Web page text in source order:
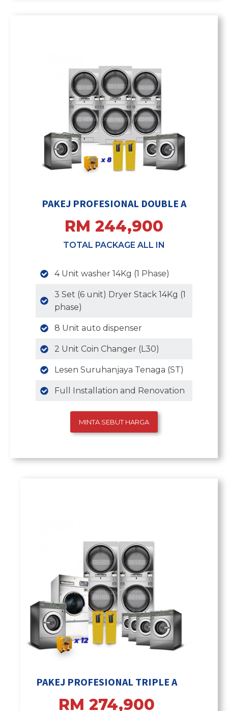
PAKEJ PROFESIONAL DOUBLE A
RM 244,900
TOTAL PACKAGE ALL IN
4 Unit washer 14Kg (1 Phase)
3 Set (6 unit) Dryer Stack 14Kg (1
phase)
8 Unit auto dispenser
2 Unit Coin Changer (L30)
Lesen Suruhanjaya Tenaga (ST)
Full Installation and Renovation
MINTA SEBUT HARGA
PAKEJ PROFESIONAL TRIPLE A
RM 274,900